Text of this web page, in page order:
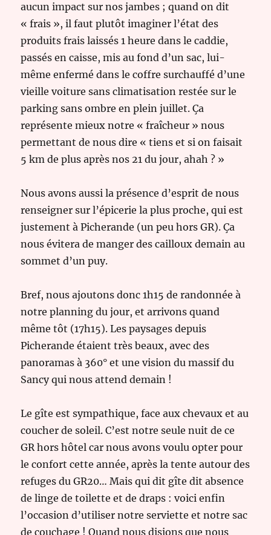
aucun impact sur nos jambes ; quand on dit
« frais », il faut plutôt imaginer l’état des
produits frais laissés 1 heure dans le caddie,
passés en caisse, mis au fond d’un sac, lui-
même enfermé dans le coffre surchauffé d’une
vieille voiture sans climatisation restée sur le
parking sans ombre en plein juillet. Ça
représente mieux notre « fraîcheur » nous
permettant de nous dire « tiens et si on faisait
5 km de plus après nos 21 du jour, ahah ? »
Nous avons aussi la présence d’esprit de nous
renseigner sur l’épicerie la plus proche, qui est
justement à Picherande (un peu hors GR). Ça
nous évitera de manger des cailloux demain au
sommet d’un puy.
Bref, nous ajoutons donc 1h15 de randonnée à
notre planning du jour, et arrivons quand
même tôt (17h15). Les paysages depuis
Picherande étaient très beaux, avec des
panoramas à 360° et une vision du massif du
Sancy qui nous attend demain !
Le gîte est sympathique, face aux chevaux et au
coucher de soleil. C’est notre seule nuit de ce
GR hors hôtel car nous avons voulu opter pour
le confort cette année, après la tente autour des
refuges du GR20… Mais qui dit gîte dit absence
de linge de toilette et de draps : voici enfin
l’occasion d’utiliser notre serviette et notre sac
de couchage ! Quand nous disions que nous